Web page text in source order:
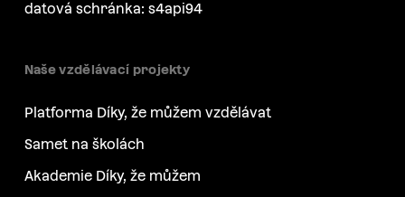
datová schránka: s4api94
Naše vzdělávací projekty
Platforma Díky, že můžem vzdělávat
Samet na školách
Akademie Díky, že můžem